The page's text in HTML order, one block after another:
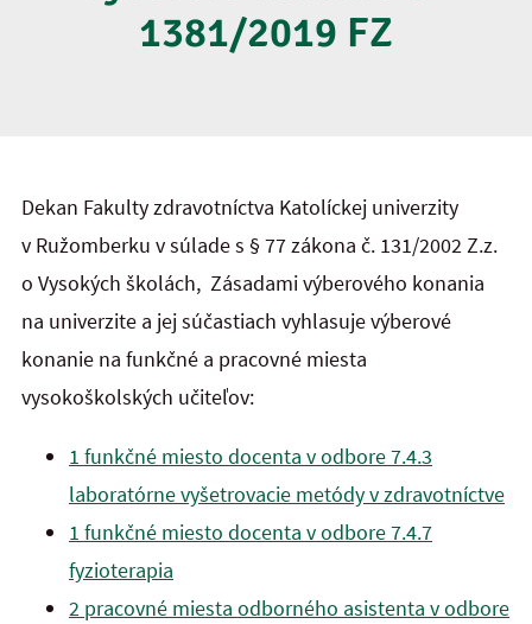
1381/2019 FZ
Dekan Fakulty zdravotníctva Katolíckej univerzity
v Ružomberku v súlade s § 77 zákona č. 131/2002 Z.z.
o Vysokých školách, Zásadami výberového konania
na univerzite a jej súčastiach vyhlasuje výberové
konanie na funkčné a pracovné miesta
vysokoškolských učiteľov:
1 funkčné miesto docenta v odbore 7.4.3
laboratórne vyšetrovacie metódy v zdravotníctve
1 funkčné miesto docenta v odbore 7.4.7
fyzioterapia
2 pracovné miesta odborného asistenta v odbore